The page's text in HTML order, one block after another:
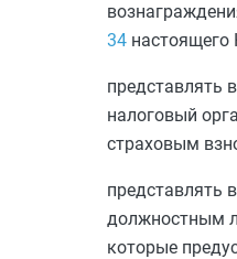
34 настоящего
представлять
налоговый
страховым
представлять
должностным
которые